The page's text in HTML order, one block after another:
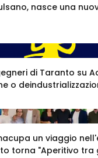
nasce una
di Taranto su
o
un viaggio
torna "Aperitivo tra